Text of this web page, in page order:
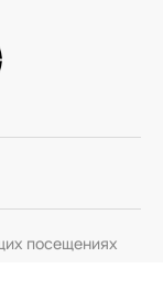
посещениях